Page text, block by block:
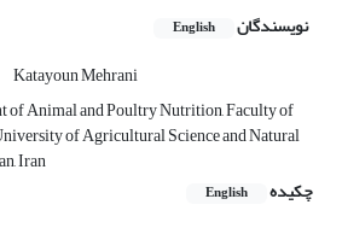
نویسندگان English
Katayoun Mehrani
of Animal and Poultry Nutrition, Faculty of
of Agricultural Science and Natural
Iran
چکیده
English